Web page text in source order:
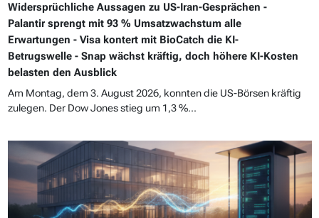
Widersprüchliche Aussagen zu US-Iran-Gesprächen -
Palantir sprengt mit 93 % Umsatzwachstum alle
Erwartungen - Visa kontert mit BioCatch die KI-
Betrugswelle - Snap wächst kräftig, doch höhere KI-Kosten
belasten den Ausblick
Am Montag, dem 3. August 2026, konnten die US-Börsen kräftig
zulegen. Der Dow Jones stieg um 1,3 %...